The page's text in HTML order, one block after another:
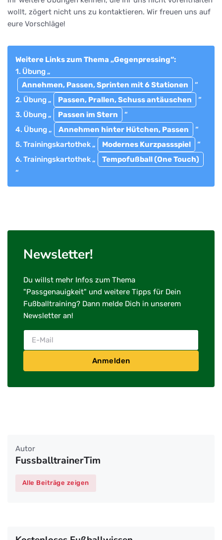
wollt, zögert nicht uns zu kontaktieren. Wir freuen uns auf
eure Vorschläge!
Weitere Links zum Thema „Gegenpressing“:
1. Übung „
Annehmen, Passen, Sprinten mit 6 Stationen
“
2. Übung „
Passen, Prallen, Schuss antäuschen
“
3. Übung „
Passen im Stern
“
4. Übung „
Annehmen hinter Hütchen, Passen
“
5. Trainingskartothek „
Modernes Kurzpassspiel
“
6. Trainingskartothek „
Tempofußball (One Touch)
“
Newsletter!
Du willst mehr Infos zum Thema
"Passgenauigkeit" und weitere Tipps für Dein
Fußballtraining? Dann melde Dich in unserem
Newsletter an!
Anmelden
Autor
FussballtrainerTim
Alle Beiträge zeigen